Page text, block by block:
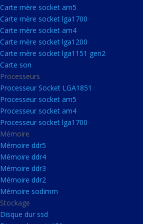
Carte Mère Socket
Carte mère socket am5
Carte mère socket
Carte mère socket am4
Carte mère socket
Carte son
Processeurs
Carte mère socket am5
Carte mère socket lga1700
Carte mère socket am4
Carte mère socket lga1200
Carte mère socket lga1151 gen2
Carte son
Processeurs
Processeur Socket LGA1851
Processeur socket am5
Processeur socket am4
Processeur socket lga1700
Mémoire
Mémoire ddr5
Mémoire ddr4
Mémoire ddr3
Mémoire ddr2
Mémoire sodimm
Stockage
Disque dur ssd